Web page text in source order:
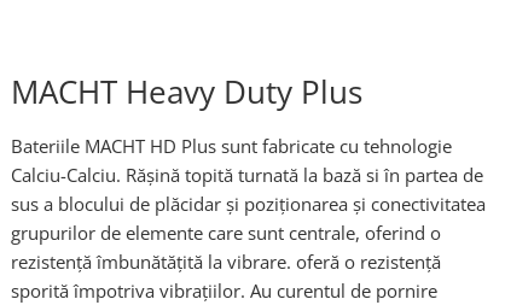
MACHT Heavy Duty Plus
Bateriile MACHT HD Plus sunt fabricate cu tehnologie
Calciu-Calciu. Răşină topită turnată la bază si în partea de
sus a blocului de plăcidar și poziţionarea şi conectivitatea
grupurilor de elemente care sunt centrale, oferind o
rezistenţă îmbunătăţită la vibrare. oferă o rezistență
sporită împotriva vibrațiilor. Au curentul de pornire